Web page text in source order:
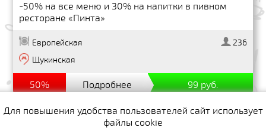
-50% на все меню и 30% на напитки в пивном
ресторане «Пинта»
Европейская
Щукинская
236
50% Подробнее 99 руб.
Для повышения удобства пользователей сайт использует
файлы cookie